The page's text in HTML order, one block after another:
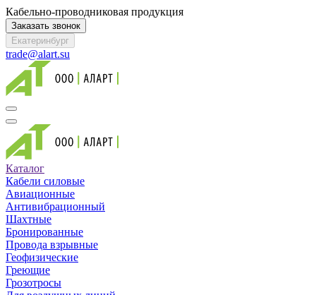
Кабельно-проводниковая продукция
Заказать звонок
Екатеринбург
trade@alart.su
Каталог
Кабели силовые
Авиационные
Антивибрационный
Шахтные
Бронированные
Провода взрывные
Геофизические
Греющие
Грозотросы